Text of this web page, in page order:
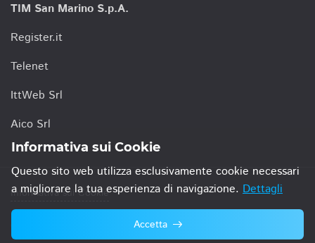
TIM San Marino S.p.A.
Register.it
Telenet
IttWeb Srl
Aico Srl
Informativa sui Cookie
© 2021 TIM San Marino S.p.A.
Informativa sui Cookie
Questo sito web utilizza esclusivamente cookie necessari
a migliorare la tua esperienza di navigazione. Dettagli
Accetta